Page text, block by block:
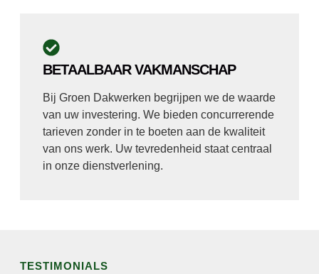
BETAALBAAR VAKMANSCHAP
Bij Groen Dakwerken begrijpen we de waarde
van uw investering. We bieden concurrerende
tarieven zonder in te boeten aan de kwaliteit
van ons werk. Uw tevredenheid staat centraal
in onze dienstverlening.
TESTIMONIALS